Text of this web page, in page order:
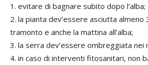
1. evitare di bagnare subito dopo l’alba;
2. la pianta dev’essere asciutta
tramonto e anche la mattina all’alba;
3. la serra dev’essere ombreggiata nei
4. in caso di interventi fitosanitari, non